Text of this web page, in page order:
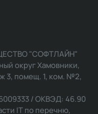
"СОФТЛАЙН"
округ Хамовники,
3, помещ. 1, ком. №2,
/ ОКВЭД: 46.90
IT по перечню,